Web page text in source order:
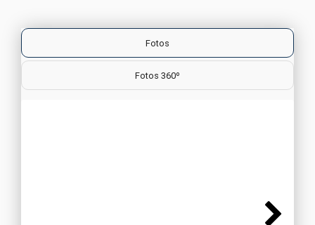
Fotos
Fotos 360º